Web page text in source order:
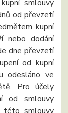
smlouvy
od převzetí
kupní
nebo dodání
dne převzetí
od kupní
odesláno ve
Pro účely
od smlouvy